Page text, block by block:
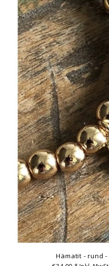
Hämatit - rund